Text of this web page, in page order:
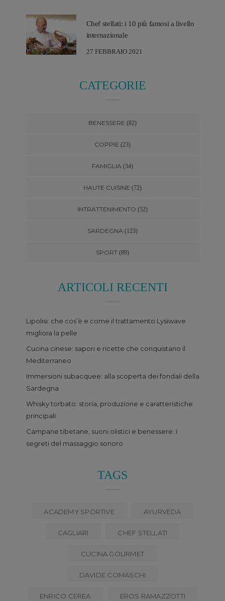
Chef stellati: i 10 più famosi a livello
internazionale
27 FEBBRAIO 2021
CATEGORIE
BENESSERE (82)
COPPIE (23)
FAMIGLIA (34)
HAUTE CUISINE (72)
INTRATTENIMENTO (52)
SARDEGNA (123)
SPORT (89)
ARTICOLI RECENTI
Lipolisi: che cos’è e come il trattamento Lysiwave
migliora la pelle
Cucina cinese: sapori e ricette che conquistano il
Mediterraneo
Immersioni subacquee: alla scoperta dei fondali della
Sardegna
Whisky torbato: storia, produzione e caratteristiche
principali
Campane tibetane, suoni olistici e benessere: i
segreti del massaggio sonoro
TAGS
ACADEMY SPORTIVE AYURVEDA
CAGLIARI CHEF STELLATI
CUCINA GOURMET
DAVIDE COMASCHI
ENRICO CEREA EROS RAMAZZOTTI